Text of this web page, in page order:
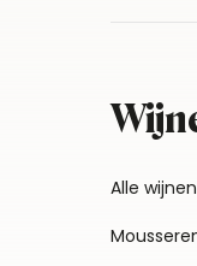
Alle wijnen